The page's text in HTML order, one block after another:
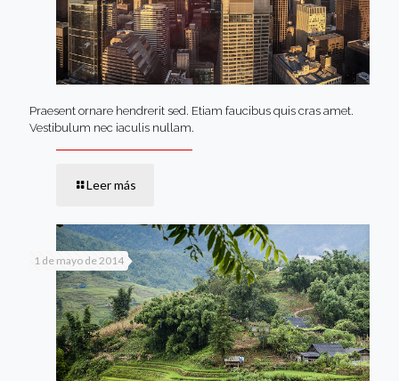
Praesent ornare hendrerit sed. Etiam faucibus quis cras amet.
Vestibulum nec iaculis nullam.
Leer más
1 de mayo de 2014